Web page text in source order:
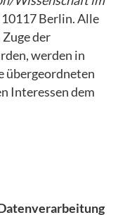
Berlin. Alle
der
werden in
übergeordneten
Interessen dem